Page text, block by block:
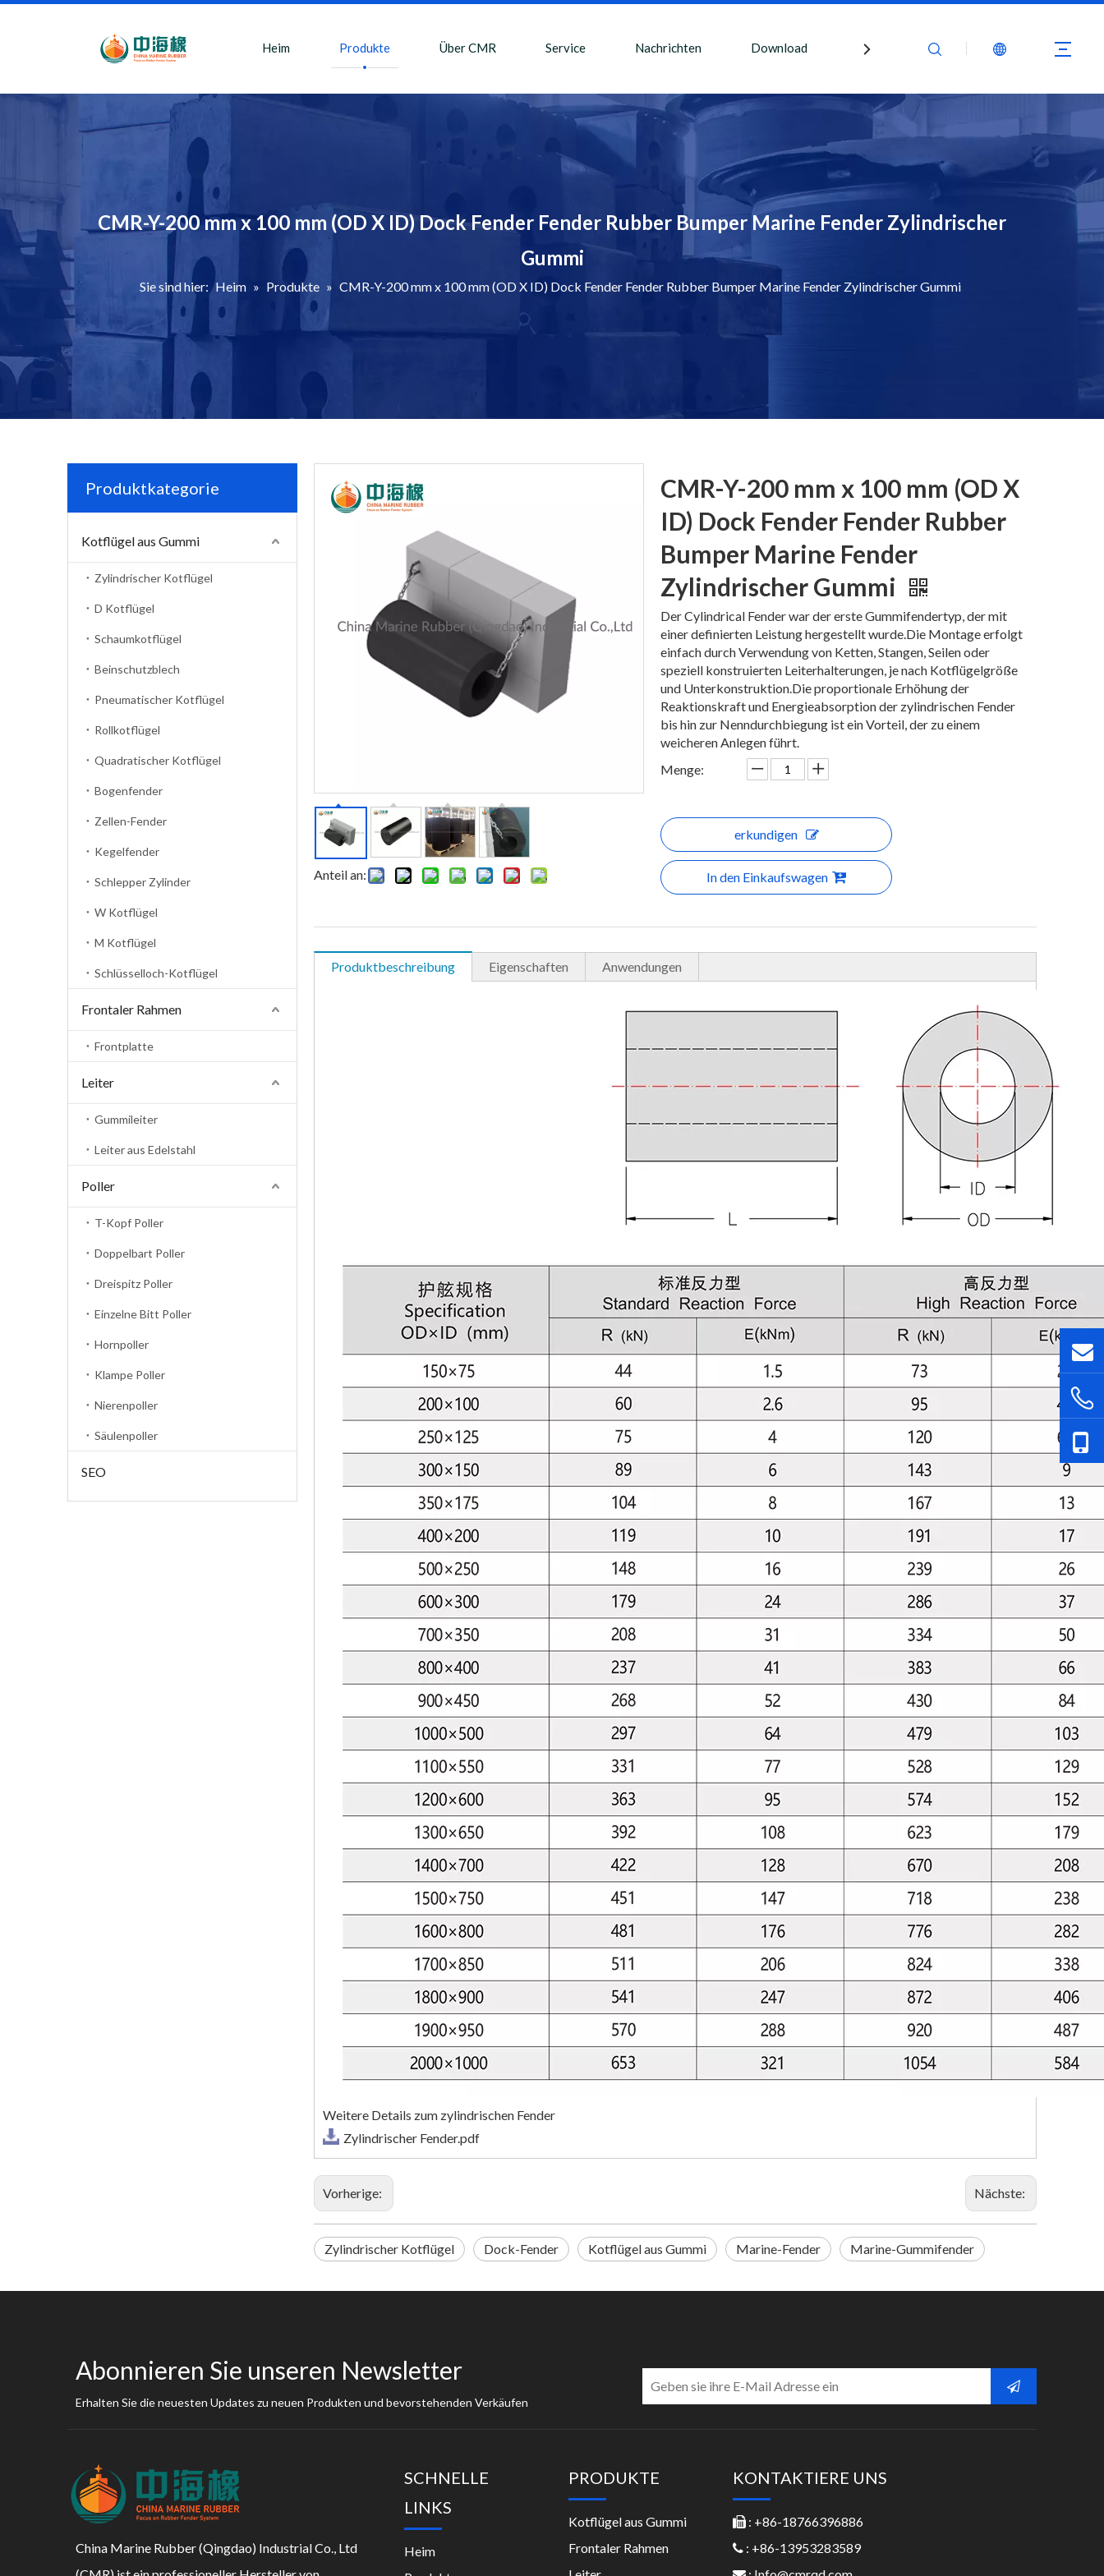
Heim Produkte Über CMR Service Nachrichten Download Kontaktiere uns
CMR-Y-200 mm x 100 mm (OD X ID) Dock Fender Fender Rubber Bumper Marine Fender Zylindrischer
Gummi
Sie sind hier: Heim » Produkte » CMR-Y-200 mm x 100 mm (OD X ID) Dock Fender Fender Rubber Bumper Marine Fender Zylindrischer Gummi
Produktkategorie
Kotflügel aus Gummi
Zylindrischer Kotflügel
D Kotflügel
Schaumkotflügel
Beinschutzblech
Pneumatischer Kotflügel
Rollkotflügel
Quadratischer Kotflügel
Bogenfender
Zellen-Fender
Kegelfender
Schlepper Zylinder
W Kotflügel
M Kotflügel
Schlüsselloch-Kotflügel
Frontaler Rahmen
Frontplatte
Leiter
Gummileiter
Leiter aus Edelstahl
Poller
T-Kopf Poller
Doppelbart Poller
Dreispitz Poller
Einzelne Bitt Poller
Hornpoller
Klampe Poller
Nierenpoller
Säulenpoller
SEO
Anteil an:
CMR-Y-200 mm x 100 mm (OD X
ID) Dock Fender Fender Rubber
Bumper Marine Fender
Zylindrischer Gummi
Der Cylindrical Fender war der erste Gummifendertyp, der mit
einer definierten Leistung hergestellt wurde.Die Montage erfolgt
einfach durch Verwendung von Ketten, Stangen, Seilen oder
speziell konstruierten Leiterhalterungen, je nach Kotflügelgröße
und Unterkonstruktion.Die proportionale Erhöhung der
Reaktionskraft und Energieabsorption der zylindrischen Fender
bis hin zur Nenndurchbiegung ist ein Vorteil, der zu einem
weicheren Anlegen führt.
Menge:
erkundigen
In den Einkaufswagen
Produktbeschreibung Eigenschaften Anwendungen
Weitere Details zum zylindrischen Fender
Zylindrischer Fender.pdf
Vorherige: Nächste:
Zylindrischer Kotflügel Dock-Fender Kotflügel aus Gummi Marine-Fender Marine-Gummifender
Abonnieren Sie unseren Newsletter
Erhalten Sie die neuesten Updates zu neuen Produkten und bevorstehenden Verkäufen
China Marine Rubber (Qingdao) Industrial Co., Ltd
SCHNELLE
LINKS
Heim
PRODUKTE
Kotflügel aus Gummi
Frontaler Rahmen
KONTAKTIERE UNS
 : +86-18766396886
 : +86-13953283589